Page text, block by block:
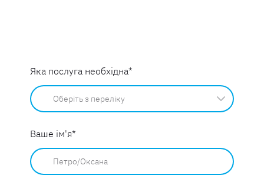
Яка послуга необхідна*
Ваше ім'я*